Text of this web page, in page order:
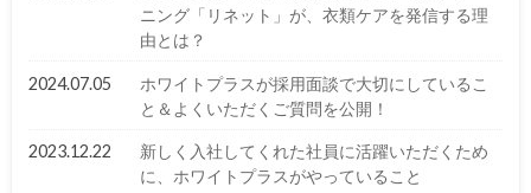
ニング「リネット」が、衣類ケアを発信する理
由とは？
2024.07.05
ホワイトプラスが採用面談で大切にしているこ
と＆よくいただくご質問を公開！
2023.12.22
新しく入社してくれた社員に活躍いただくため
に、ホワイトプラスがやっていること